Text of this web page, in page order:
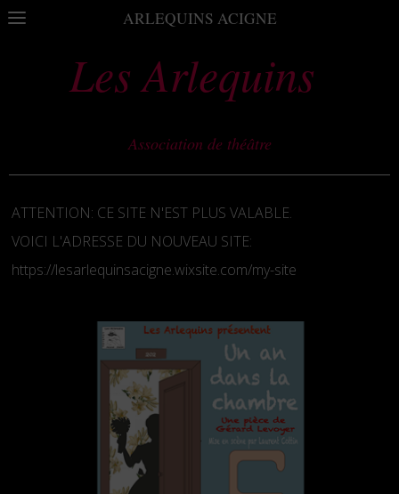
ARLEQUINS ACIGNE
Les Arlequins
Association de théâtre
ATTENTION: CE SITE N'EST PLUS VALABLE.
VOICI L'ADRESSE DU NOUVEAU SITE:
https://lesarlequinsacigne.wixsite.com/my-site